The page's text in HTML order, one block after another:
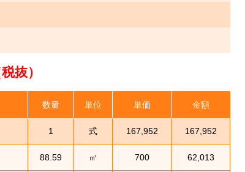
抜）
数量 単位 単価 金額
1 式 167,952 167,952
88.59 ㎡ 700 62,013